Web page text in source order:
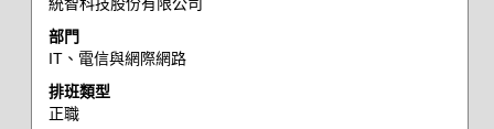
部門
IT、電信與網際網路
排班類型
正職
列
以
檢
視